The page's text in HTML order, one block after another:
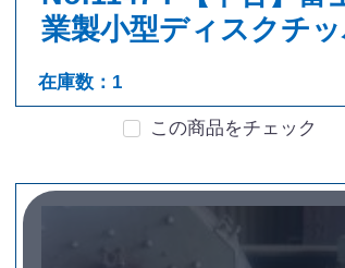
業製小型ディスクチ
在庫数：1
この商品をチェック